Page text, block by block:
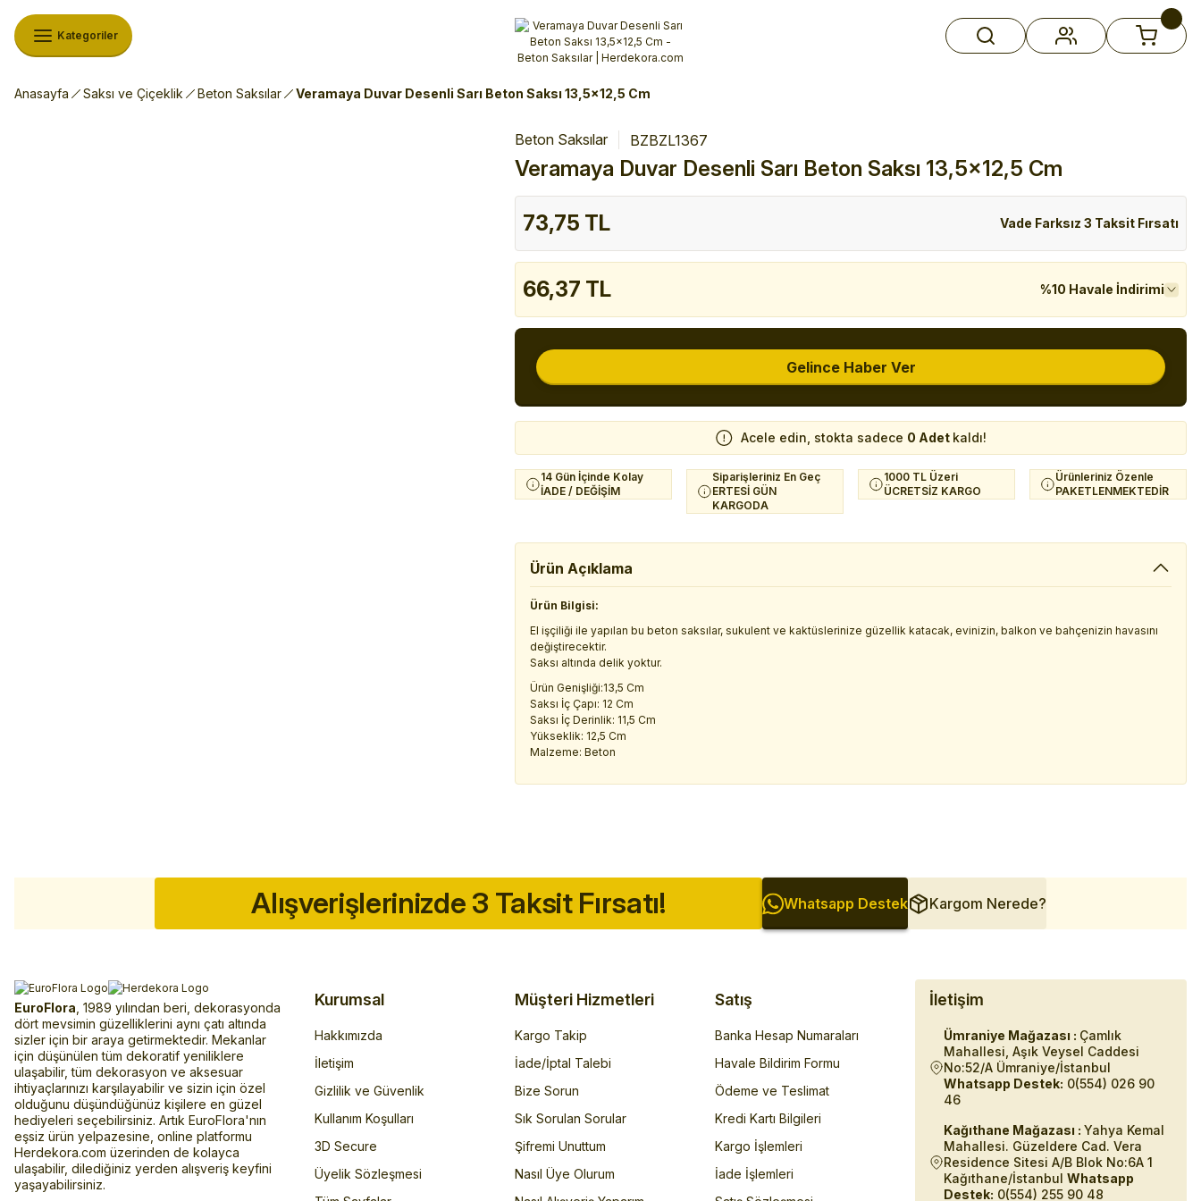
Alışverişlerinizde 3 Taksit Fırsatı!İlk siparişinizi verin!
%10 Havale İndirimiŞimdi Alışveriş yap!
Kategoriler
Anasayfa Saksı ve Çiçeklik Beton Saksılar Veramaya Duvar Desenli Sarı Beton Saksı 13,5x12,5 Cm
Beton Saksılar BZBZL1367
Veramaya Duvar Desenli Sarı Beton Saksı 13,5x12,5 Cm
73,75 TL Vade Farksız 3 Taksit Fırsatı
66,37 TL %10 Havale İndirimi
Gelince Haber Ver
Acele edin, stokta sadece 0 Adet kaldı!
14 Gün İçinde Kolay
İADE / DEĞİŞİM
Siparişleriniz En Geç
ERTESİ GÜN
KARGODA
1000 TL Üzeri
ÜCRETSİZ KARGO
Ürünleriniz Özenle
PAKETLENMEKTEDİR
Ürün Açıklama
Ürün Bilgisi:
El işçiliği ile yapılan bu beton saksılar, sukulent ve kaktüslerinize güzellik katacak, evinizin, balkon ve bahçenizin havasını
değiştirecektir.
Saksı altında delik yoktur.
Ürün Genişliği:13,5 Cm
Saksı İç Çapı: 12 Cm
Saksı İç Derinlik: 11,5 Cm
Yükseklik: 12,5 Cm
Malzeme: Beton
Alışverişlerinizde 3 Taksit Fırsatı! Whatsapp Destek Kargom Nerede?
EuroFlora , 1989 yılından beri, dekorasyonda
dört mevsimin güzelliklerini aynı çatı altında
sizler için bir araya getirmektedir. Mekanlar
için düşünülen tüm dekoratif yeniliklere
ulaşabilir, tüm dekorasyon ve aksesuar
ihtiyaçlarınızı karşılayabilir ve sizin için özel
olduğunu düşündüğünüz kişilere en güzel
hediyeleri seçebilirsiniz. Artık EuroFlora'nın
eşsiz ürün yelpazesine, online platformu
Herdekora.com üzerinden de kolayca
ulaşabilir, dilediğiniz yerden alışveriş keyfini
yaşayabilirsiniz.
Kurumsal
Hakkımızda
İletişim
Gizlilik ve Güvenlik
Kullanım Koşulları
3D Secure
Üyelik Sözleşmesi
Müşteri Hizmetleri
Kargo Takip
İade/İptal Talebi
Bize Sorun
Sık Sorulan Sorular
Şifremi Unuttum
Nasıl Üye Olurum
Satış
Banka Hesap Numaraları
Havale Bildirim Formu
Ödeme ve Teslimat
Kredi Kartı Bilgileri
Kargo İşlemleri
İade İşlemleri
İletişim
Ümraniye Mağazası : Çamlık
Mahallesi, Aşık Veysel Caddesi
No:52/A Ümraniye/İstanbul
Whatsapp Destek: 0(554) 026 90
46
Kağıthane Mağazası : Yahya Kemal
Mahallesi. Güzeldere Cad. Vera
Residence Sitesi A/B Blok No:6A 1
Kağıthane/İstanbul Whatsapp
Destek: 0(554) 255 90 48